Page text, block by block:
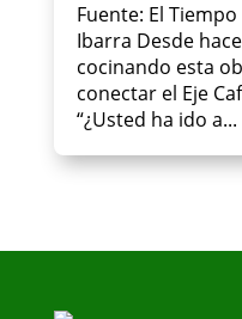
Fuente: El
Ibarra Desde
cocinando esta
conectar el Eje
“¿Usted ha ido a...